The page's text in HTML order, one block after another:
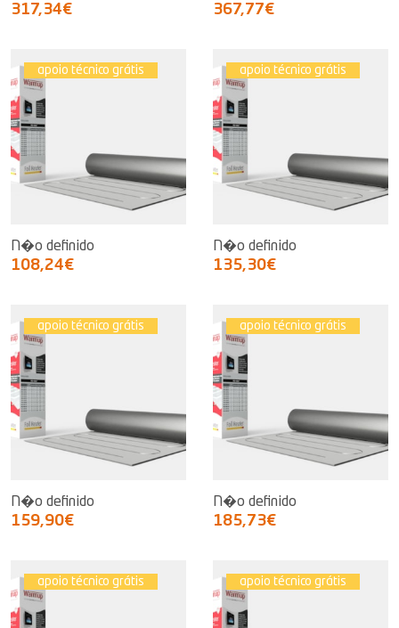
317,34€ 367,77€
apoio técnico grátis
N�o definido
108,24€
apoio técnico grátis
N�o definido
135,30€
apoio técnico grátis
N�o definido
159,90€
apoio técnico grátis
N�o definido
185,73€
apoio técnico grátis apoio técnico grátis